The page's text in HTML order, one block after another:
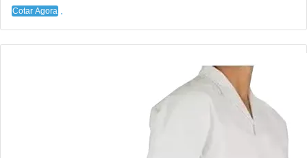
Cotar Agora